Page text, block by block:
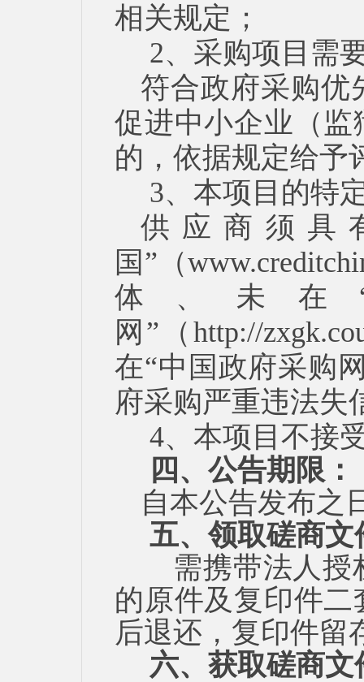
相关规定；
2、采购项目需
符合政府采购优
促进中小企业（
的，依据规定给予
3、 本项目的特
供应商须具
国”（
体、未在
网”（ http://
在“中国政府采购
府采购严重违法失
4、本项目不接
四、公告期限：
自本公告发布之
五、领取磋商
需携带法人授
的原件及复印件
后退还，复印件留
六、获取磋商